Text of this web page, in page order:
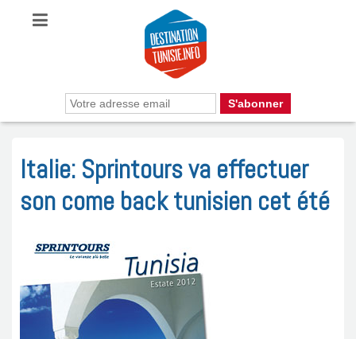
Italie: Sprintours va effectuer
son come back tunisien cet été